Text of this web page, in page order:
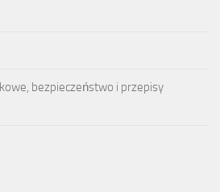
bezpieczeństwo i przepisy